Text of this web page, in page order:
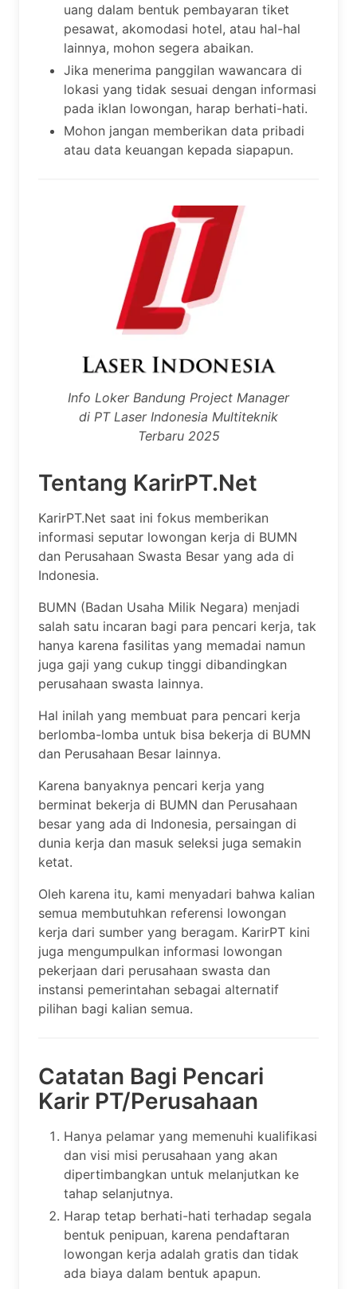
uang dalam bentuk pembayaran tiket
pesawat, akomodasi hotel, atau hal-hal
lainnya, mohon segera abaikan.
Jika menerima panggilan wawancara di
lokasi yang tidak sesuai dengan informasi
pada iklan lowongan, harap berhati-hati.
Mohon jangan memberikan data pribadi
atau data keuangan kepada siapapun.
Info Loker Bandung Project Manager
di PT Laser Indonesia Multiteknik
Terbaru 2025
Tentang KarirPT.Net
KarirPT.Net saat ini fokus memberikan
informasi seputar lowongan kerja di BUMN
dan Perusahaan Swasta Besar yang ada di
Indonesia.
BUMN (Badan Usaha Milik Negara) menjadi
salah satu incaran bagi para pencari kerja, tak
hanya karena fasilitas yang memadai namun
juga gaji yang cukup tinggi dibandingkan
perusahaan swasta lainnya.
Hal inilah yang membuat para pencari kerja
berlomba-lomba untuk bisa bekerja di BUMN
dan Perusahaan Besar lainnya.
Karena banyaknya pencari kerja yang
berminat bekerja di BUMN dan Perusahaan
besar yang ada di Indonesia, persaingan di
dunia kerja dan masuk seleksi juga semakin
ketat.
Oleh karena itu, kami menyadari bahwa kalian
semua membutuhkan referensi lowongan
kerja dari sumber yang beragam. KarirPT kini
juga mengumpulkan informasi lowongan
pekerjaan dari perusahaan swasta dan
instansi pemerintahan sebagai alternatif
pilihan bagi kalian semua.
Catatan Bagi Pencari
Karir PT/Perusahaan
Hanya pelamar yang memenuhi kualifikasi
dan visi misi perusahaan yang akan
dipertimbangkan untuk melanjutkan ke
tahap selanjutnya.
Harap tetap berhati-hati terhadap segala
bentuk penipuan, karena pendaftaran
lowongan kerja adalah gratis dan tidak
ada biaya dalam bentuk apapun.